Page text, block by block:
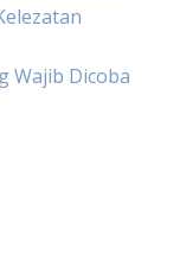
Wajib Dicoba